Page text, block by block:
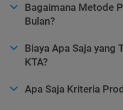
Bagaimana Metode
Bulan?
Biaya Apa Saja yang
KTA?
Apa Saja Kriteria